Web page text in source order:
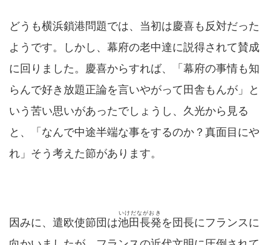
どうも横浜鎖港問題では、当初は慶喜も反対だった
ようです。しかし、幕府の老中達に説得されて賛成
に回りました。慶喜からすれば、「幕府の事情も知
らんで好き放題正論を言いやがって田舎もんが」と
いう苦い思いがあったでしょうし、久光から見る
と、「なんで中途半端な事をするのか？真面目にや
れ」そう考えた節があります。
因みに、遣欧使節団は池田長発
いけだながおき
を団長にフランスに